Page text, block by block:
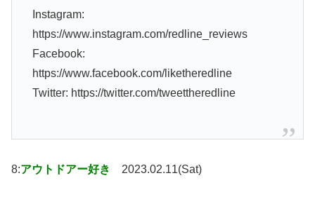
Instagram:
https://www.instagram.com/redline_reviews
Facebook:
https://www.facebook.com/liketheredline
Twitter: https://twitter.com/tweettheredline
8:アウトドアー好き 2023.02.11(Sat)